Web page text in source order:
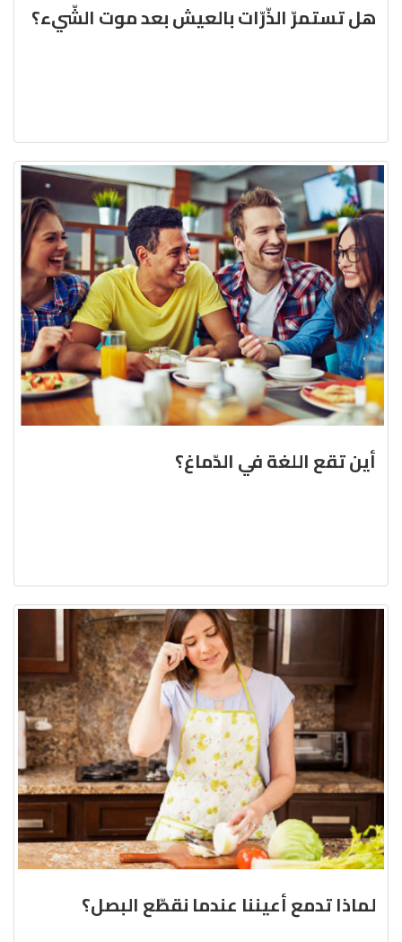
هل تستمرّ الذّرّات بالعيش بعد موت الشّيء؟
أين تقع اللغة في الدّماغ؟
لماذا تدمع أعيننا عندما نقطّع البصل؟